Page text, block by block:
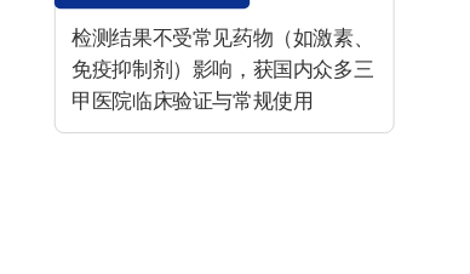
检测结果不受常见药物（如激素、
免疫抑制剂）影响，获国内众多三
甲医院临床验证与常规使用